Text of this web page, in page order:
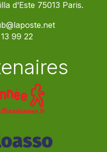
d’Este 75013 Paris.
99 22